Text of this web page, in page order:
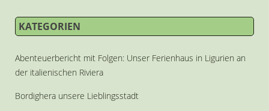
KATEGORIEN
Abenteuerbericht mit Folgen: Unser Ferienhaus in Ligurien an
der italienischen Riviera
Bordighera unsere Lieblingsstadt